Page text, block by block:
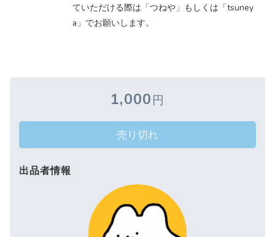
ていただける際は「つねや」もしくは「tsuney
a」でお願いします。
1,000円
売り切れ
出品者情報